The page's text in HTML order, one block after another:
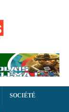
SOCIÉTÉ